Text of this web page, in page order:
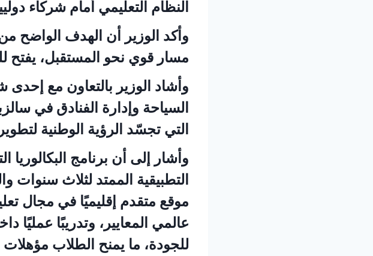
النظام التعليمي أمام شركاء
وأكد الوزير أن الهدف الواضح
مسار قوي نحو المستقبل،
وأشاد الوزير بالتعاون مع
السياحة وإدارة الفنادق في
التي تجسّد الرؤية الوطنية
وأشار إلى أن برنامج البكالوريا
التطبيقية الممتد لثلاث
موقع متقدم إقليميًا في مجال
عالمي المعايير، وتدريبًا
للجودة، ما يمنح الطلاب